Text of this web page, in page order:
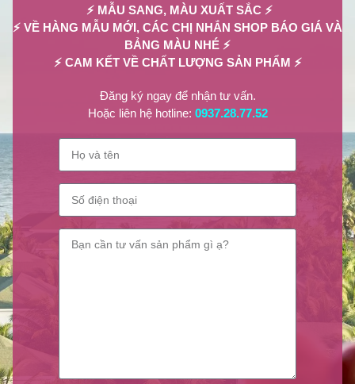
⚡ MẪU SANG, MÀU XUẤT SẮC ⚡
⚡ VỀ HÀNG MẪU MỚI, CÁC CHỊ NHẮN SHOP BÁO GIÁ VÀ
BẢNG MÀU NHÉ ⚡
⚡ CAM KẾT VỀ CHẤT LƯỢNG SẢN PHẨM ⚡
Đăng ký ngay để nhận tư vấn.
Hoặc liên hệ hotline: 0937.28.77.52